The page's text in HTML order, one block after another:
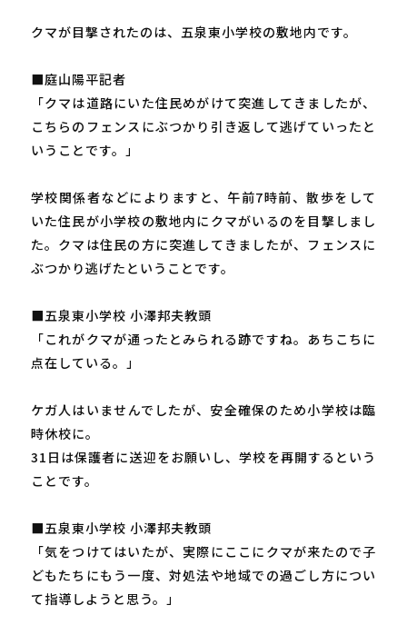
クマが目撃されたのは、五泉東小学校の敷地内です。
■庭山陽平記者
「クマは道路にいた住民めがけて突進してきましたが、
こちらのフェンスにぶつかり引き返して逃げていったと
いうことです。」
学校関係者などによりますと、午前7時前、散歩をして
いた住民が小学校の敷地内にクマがいるのを目撃しまし
た。クマは住民の方に突進してきましたが、フェンスに
ぶつかり逃げたということです。
■五泉東小学校 小澤邦夫教頭
「これがクマが通ったとみられる跡ですね。あちこちに
点在している。」
ケガ人はいませんでしたが、安全確保のため小学校は臨
時休校に。
31日は保護者に送迎をお願いし、学校を再開するという
ことです。
■五泉東小学校 小澤邦夫教頭
「気をつけてはいたが、実際にここにクマが来たので子
どもたちにもう一度、対処法や地域での過ごし方につい
て指導しようと思う。」